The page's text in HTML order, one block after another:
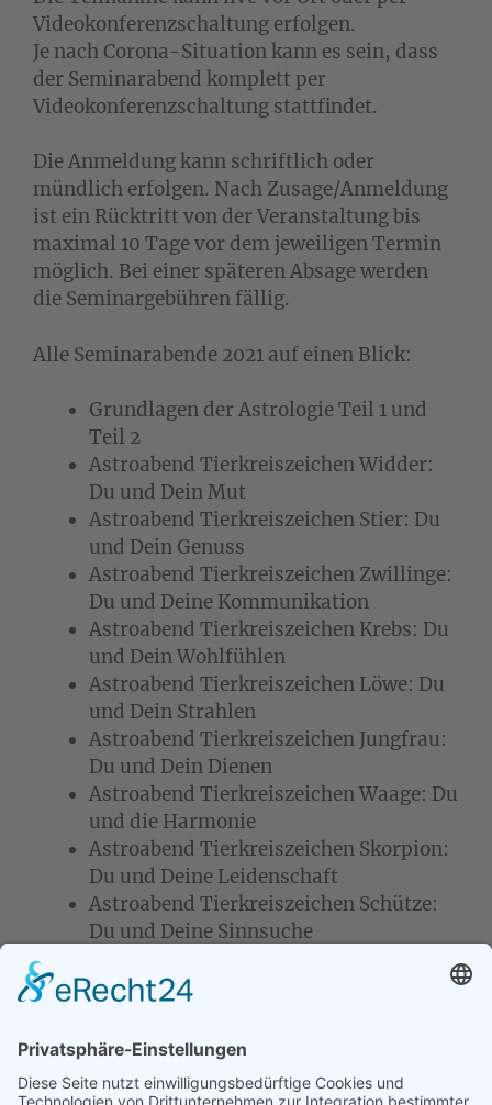
Videokonferenzschaltung erfolgen.
Je nach Corona-Situation kann es sein, dass
der Seminarabend komplett per
Videokonferenzschaltung stattfindet.
Die Anmeldung kann schriftlich oder
mündlich erfolgen. Nach Zusage/Anmeldung
ist ein Rücktritt von der Veranstaltung bis
maximal 10 Tage vor dem jeweiligen Termin
möglich. Bei einer späteren Absage werden
die Seminargebühren fällig.
Alle Seminarabende 2021 auf einen Blick:
Grundlagen der Astrologie Teil 1 und
Teil 2
Astroabend Tierkreiszeichen Widder:
Du und Dein Mut
Astroabend Tierkreiszeichen Stier: Du
und Dein Genuss
Astroabend Tierkreiszeichen Zwillinge:
Du und Deine Kommunikation
Astroabend Tierkreiszeichen Krebs: Du
und Dein Wohlfühlen
Astroabend Tierkreiszeichen Löwe: Du
und Dein Strahlen
Astroabend Tierkreiszeichen Jungfrau:
Du und Dein Dienen
Astroabend Tierkreiszeichen Waage: Du
und die Harmonie
Astroabend Tierkreiszeichen Skorpion:
Du und Deine Leidenschaft
Astroabend Tierkreiszeichen Schütze:
Du und Deine Sinnsuche
2022 beschließen wir den Tierkreis mit den
Fische und betrachten dann weitere Themen
Beruf/Berufung im Horoskop. Die komplette